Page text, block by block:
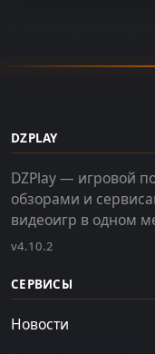
DZPLAY
DZPlay — игровой
обзорами и
видеоигр в одном
v4.10.2
СЕРВИСЫ
Новости